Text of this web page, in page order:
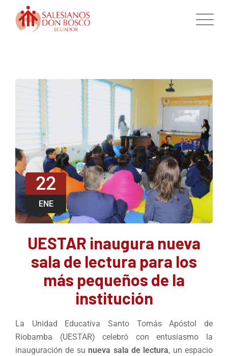
22
ENE
UESTAR inaugura nueva
sala de lectura para los
más pequeños de la
institución
La Unidad Educativa Santo Tomás Apóstol de
Riobamba (UESTAR) celebró con entusiasmo la
inauguración de sunueva sala de lectura, un espacio